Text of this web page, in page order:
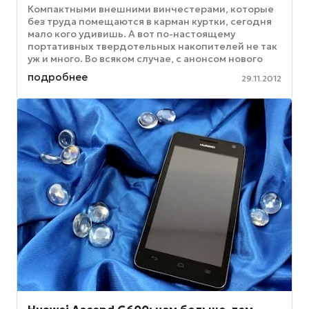
Компактными внешними винчестерами, которые
без труда помещаются в карман куртки, сегодня
мало кого удивишь. А вот по-настоящему
портативных твердотельных накопителей не так
уж и много. Во всяком случае, с анонсом нового
Transcend ESD200 выбор ...
подробнее 29.11.2012